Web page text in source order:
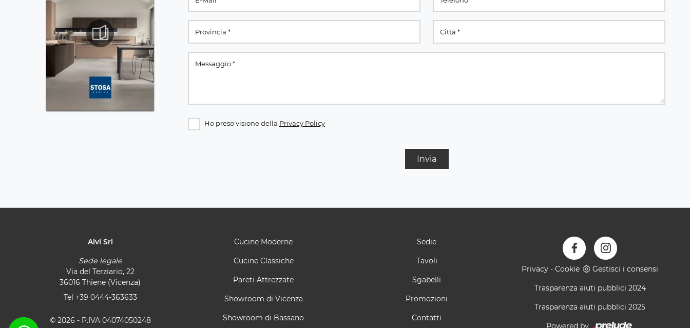
Ho preso visione della Privacy Policy
Invia
Alvi Srl
Sede legale
Via del Terziario, 22
36016 Thiene (Vicenza)
Tel +39 0444-363633
© 2026 - P.IVA 04074050248
Cucine Moderne
Cucine Classiche
Pareti Attrezzate
Showroom di Vicenza
Showroom di Bassano
Sedie
Tavoli
Sgabelli
Promozioni
Contatti
Privacy - Cookie Gestisci i consensi
Trasparenza aiuti pubblici 2024
Trasparenza aiuti pubblici 2025
Powered by